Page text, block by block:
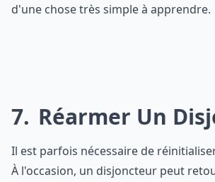
d'une chose très simple à apprendre.
7 Réarmer Un
Il est parfois nécessaire de
À l'occasion, un disjoncteur peut